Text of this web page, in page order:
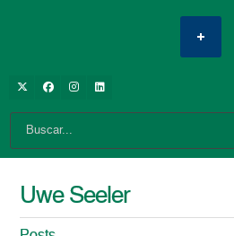
Uwe Seeler